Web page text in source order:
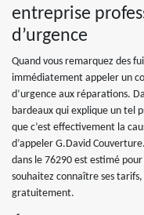
entreprise
d’urgence
Quand vous remarquez des
immédiatement appeler un
d’urgence aux réparations.
bardeaux qui explique un tel
que c’est effectivement la
d’appeler G.David
dans le 76290 est estimé
souhaitez connaître ses
gratuitement.